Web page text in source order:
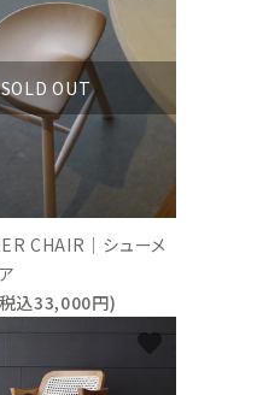
SOLD OUT
CHAIR｜シューメ
込33,000円)
favorite